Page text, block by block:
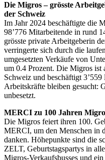
Die Migros – grösste
der Schweiz
Im Jahr 2024 beschäftigte die
98’776 Mitarbeitende in rund
grösste private Arbeitgeberin
verringerte sich durch die
umgesetzten Verkäufe von
um 0.4 Prozent. Die Migros ist
Schweiz und beschäftigt
Arbeitskräfte bleiben gesucht:
unbesetzt.
MERCI zu 100 Jahren
Die Migros feiert ihren 100.
MERCI, um den Menschen in
danken. Höhepunkte sind die
ZELT, Geburtstagspartys in
Migros-Verkaufsbusses und